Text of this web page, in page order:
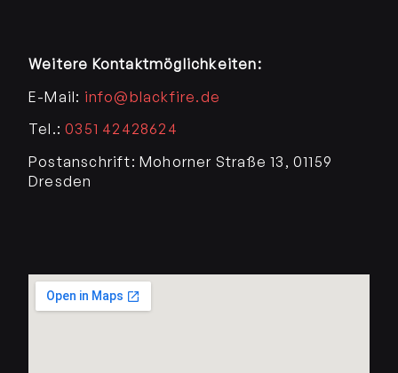
Weitere Kontaktmöglichkeiten:
E-Mail: info@blackfire.de
Tel.:0351 42428624
Postanschrift: Mohorner Straße 13, 01159
Dresden